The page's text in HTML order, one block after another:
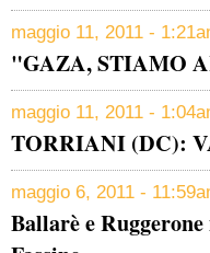
maggio 11, 2011 -
"GAZA, STIAMO
maggio 11, 2011 -
TORRIANI (DC):
maggio 6, 2011 -
Ballarè e